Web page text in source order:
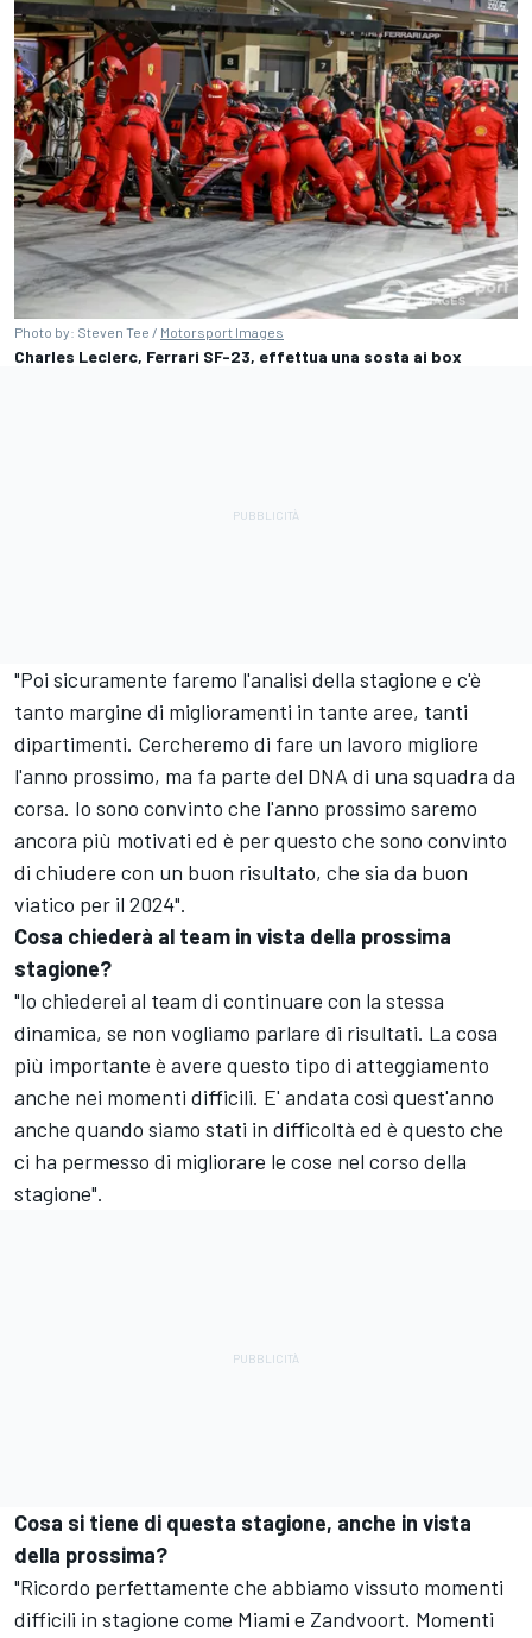
Photo by: Steven Tee / Motorsport Images
Charles Leclerc, Ferrari SF-23, effettua una sosta ai box
"Poi sicuramente faremo l'analisi della stagione e c'è
tanto margine di miglioramenti in tante aree, tanti
dipartimenti. Cercheremo di fare un lavoro migliore
l'anno prossimo, ma fa parte del DNA di una squadra da
corsa. Io sono convinto che l'anno prossimo saremo
ancora più motivati ed è per questo che sono convinto
di chiudere con un buon risultato, che sia da buon
viatico per il 2024".
Cosa chiederà al team in vista della prossima
stagione?
"Io chiederei al team di continuare con la stessa
dinamica, se non vogliamo parlare di risultati. La cosa
più importante è avere questo tipo di atteggiamento
anche nei momenti difficili. E' andata così quest'anno
anche quando siamo stati in difficoltà ed è questo che
ci ha permesso di migliorare le cose nel corso della
stagione".
Cosa si tiene di questa stagione, anche in vista
della prossima?
"Ricordo perfettamente che abbiamo vissuto momenti
difficili in stagione come Miami e Zandvoort. Momenti